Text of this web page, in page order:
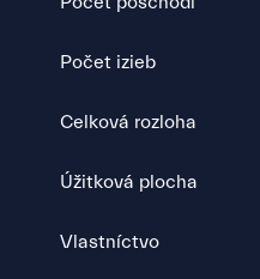
Počet izieb
Celková rozloha
Úžitková plocha
Vlastníctvo